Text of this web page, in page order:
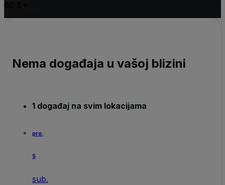
Nema događaja u vašoj blizini
1 događaj na svim lokacijama
pro.
5
sub.